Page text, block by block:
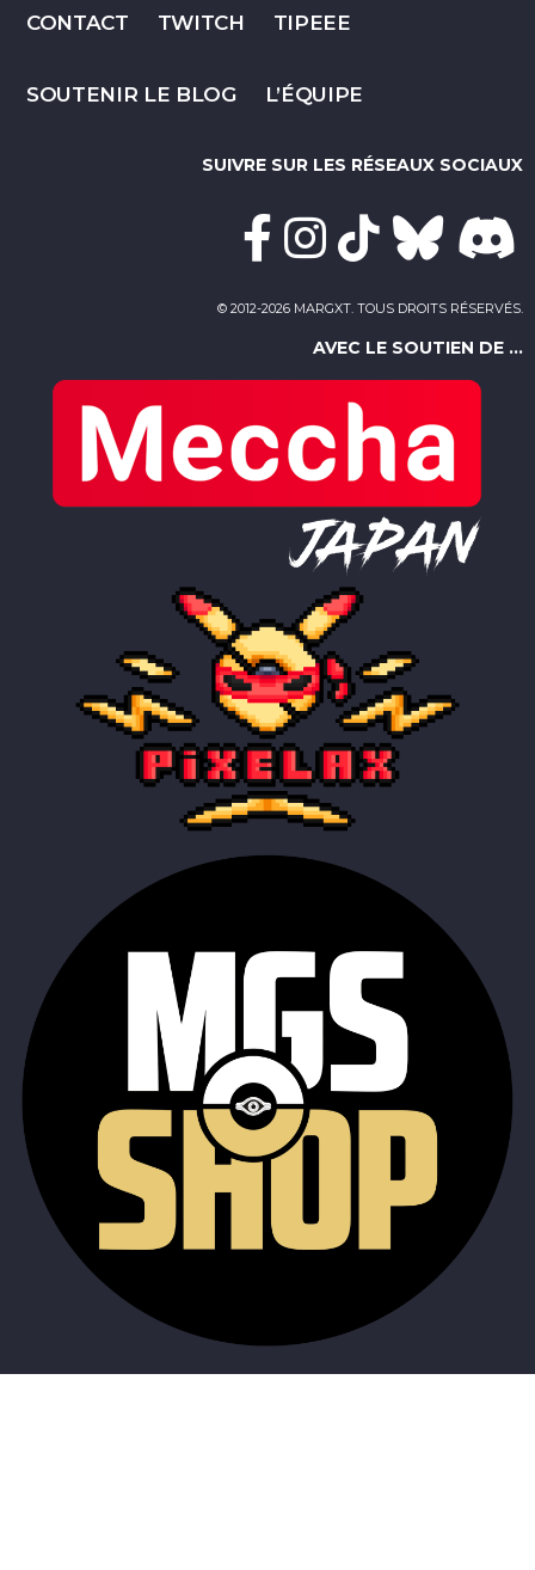
CONTACT TWITCH TIPEEE
SOUTENIR LE BLOG L’ÉQUIPE
SUIVRE SUR LES RÉSEAUX SOCIAUX
© 2012-2026 MARGXT. TOUS DROITS RÉSERVÉS.
AVEC LE SOUTIEN DE ...